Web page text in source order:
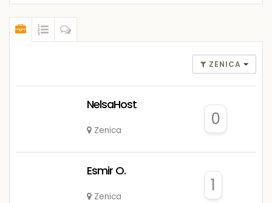
ZENICA
NelsaHost
Zenica
0
Esmir O.
Zenica
1